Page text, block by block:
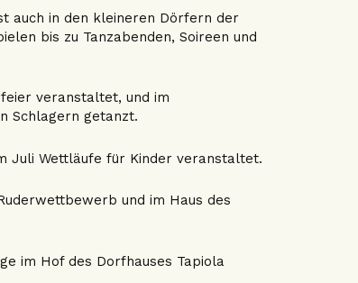
auch in den kleineren Dörfern der
bis zu Tanzabenden, Soireen und
veranstaltet, und im
Schlagern getanzt.
Juli Wettläufe für Kinder veranstaltet.
und im Haus des
im Hof des Dorfhauses Tapiola